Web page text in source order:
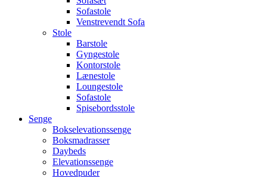
Sofastole
Venstrevendt Sofa
Stole
Barstole
Gyngestole
Kontorstole
Lænestole
Loungestole
Sofastole
Spisebordsstole
Senge
Bokselevationssenge
Boksmadrasser
Daybeds
Elevationssenge
Hovedpuder